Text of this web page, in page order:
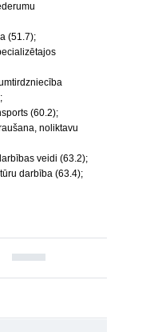
(51.7);
(60.2);
noliktavu
veidi (63.2);
darbība (63.4);